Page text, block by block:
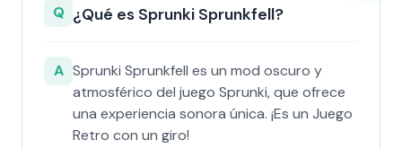
Q ¿Qué es Sprunki Sprunkfell?
A Sprunki Sprunkfell es un mod oscuro y
atmosférico del juego Sprunki, que ofrece
una experiencia sonora única. ¡Es un Juego
Retro con un giro!